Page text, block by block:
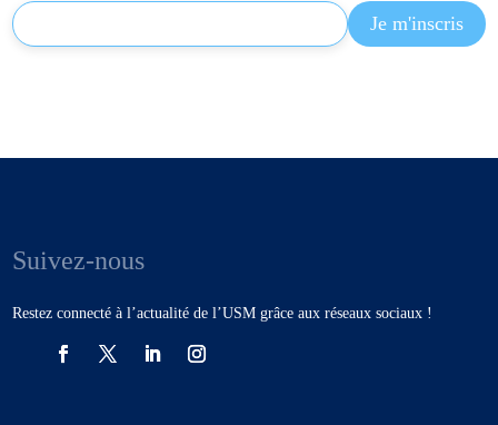
Suivez-nous
Restez connecté à l’actualité de l’USM grâce aux réseaux sociaux !